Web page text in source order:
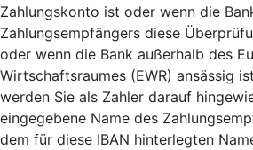
Zahlungskonto ist oder wenn die
Zahlungsempfängers diese
oder wenn die Bank außerhalb des
Wirtschaftsraumes (EWR) ansässig
werden Sie als Zahler darauf
eingegebene Name des
dem für diese IBAN hinterlegten